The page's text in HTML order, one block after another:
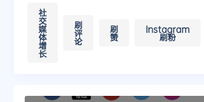
社
交
媒
体
增
长
刷
评
论
刷
赞
Instagram
刷粉